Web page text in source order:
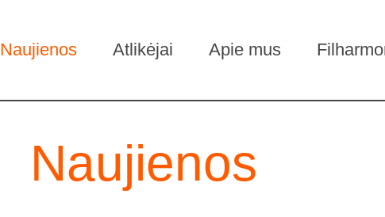
Naujienos Atlikėjai Apie mus
Naujienos